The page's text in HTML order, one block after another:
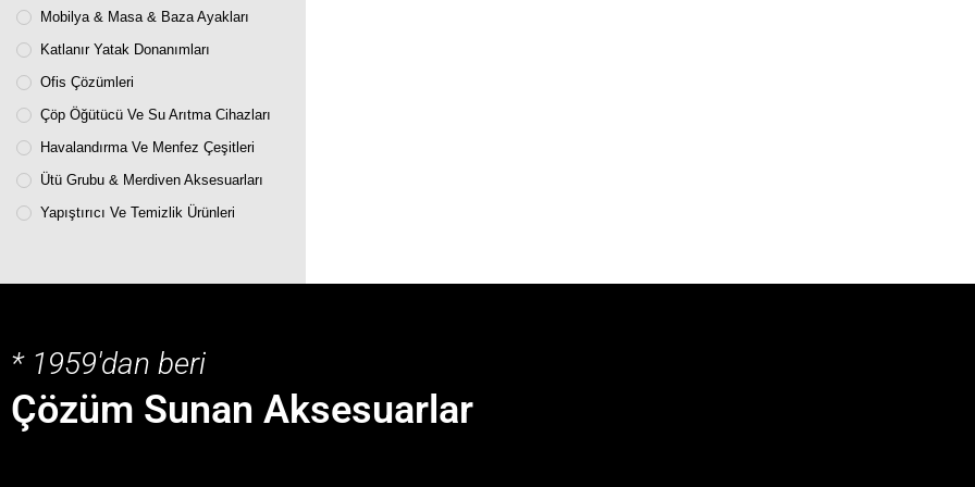
Mobilya & Masa & Baza Ayakları
Katlanır Yatak Donanımları
Ofis Çözümleri
Çöp Öğütücü Ve Su Arıtma Cihazları
Havalandırma Ve Menfez Çeşitleri
Ütü Grubu & Merdiven Aksesuarları
Yapıştırıcı Ve Temizlik Ürünleri
* 1959'dan beri
Çözüm Sunan Aksesuarlar